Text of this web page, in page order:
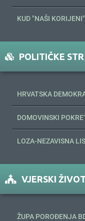
KUD "NAŠI
POLITIČKE
HRVATSKA
DOMOVINSKI
LOZA-NEZAVISNA
VJERSKI ŽIVOT
ŽUPA POROĐENJA